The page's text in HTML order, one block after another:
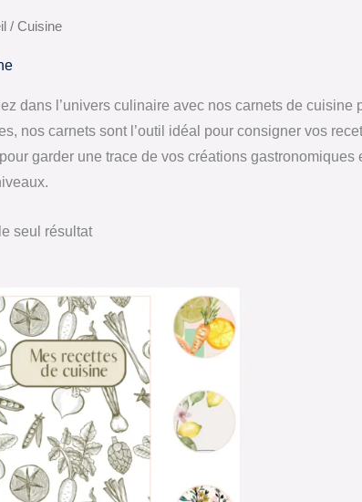
/ Cuisine
dans l’univers culinaire avec nos carnets de
nos carnets sont l’outil idéal pour consigner vos
garder une trace de vos créations
seul résultat